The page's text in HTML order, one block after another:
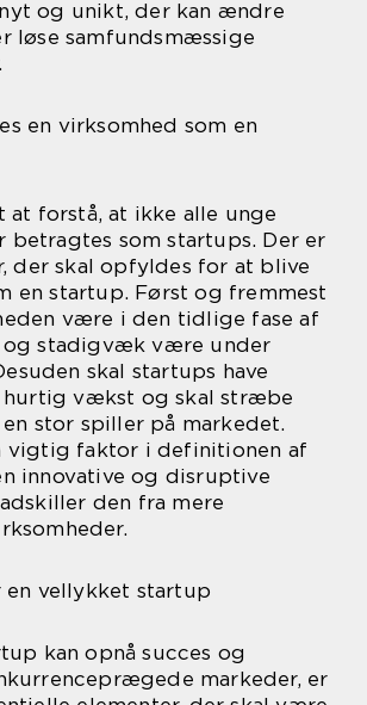
og unikt, der kan ændre
løse samfundsmæssige
en virksomhed som en
forstå, at ikke alle unge
betragtes som startups. Der er
der skal opfyldes for at blive
en startup. Først og fremmest
være i den tidlige fase af
stadigvæk være under
skal startups have
vækst og skal stræbe
stor spiller på markedet.
vigtig faktor i definitionen af
innovative og disruptive
den fra mere
en vellykket startup
kan opnå succes og
markeder, er